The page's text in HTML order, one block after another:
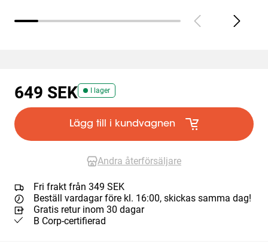
I lager
649 SEK
Lägg till i kundvagnen
Andra återförsäljare
Fri frakt från 349 SEK
Beställ vardagar före kl. 16:00, skickas samma dag!
Gratis retur inom 30 dagar
B Corp-certifierad